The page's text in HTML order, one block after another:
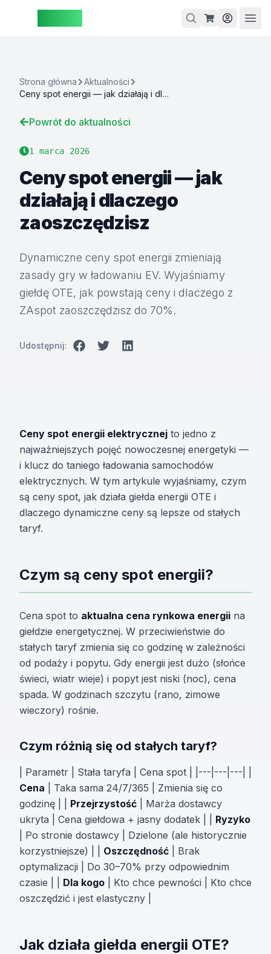
Koszyk
pusty
nasze
Strona główna
Aktualności
Ceny spot energii — jak działają i dlaczego zaoszczędzisz
Powrót do aktualności
1 marca 2026
Ceny spot energii — jak
działają i dlaczego
zaoszczędzisz
Dynamiczne ceny spot energii zmieniają
zasady gry w ładowaniu EV. Wyjaśniamy
giełdę OTE, jak powstają ceny i dlaczego z
ZAspot zaoszczędzisz do 70%.
Udostępnij:
Ceny spot energii elektrycznej to jedno z
najważniejszych pojęć nowoczesnej energetyki —
i klucz do taniego ładowania samochodów
elektrycznych. W tym artykule wyjaśniamy, czym
są ceny spot, jak działa giełda energii OTE i
dlaczego dynamiczne ceny są lepsze od stałych
taryf.
Czym są ceny spot energii?
Cena spot to aktualna cena rynkowa energii na
giełdzie energetycznej. W przeciwieństwie do
stałych taryf zmienia się co godzinę w zależności
od podaży i popytu. Gdy energii jest dużo (słońce
świeci, wiatr wieje) i popyt jest niski (noc), cena
spada. W godzinach szczytu (rano, zimowe
wieczory) rośnie.
Czym różnią się od stałych taryf?
| Parametr | Stała taryfa | Cena spot | |---|---|---| |
Cena | Taka sama 24/7/365 | Zmienia się co
godzinę | | Przejrzystość | Marża dostawcy
ukryta | Cena giełdowa + jasny dodatek | | Ryzyko
| Po stronie dostawcy | Dzielone (ale historycznie
korzystniejsze) | | Oszczędność | Brak
optymalizacji | Do 30–70% przy odpowiednim
czasie | | Dla kogo | Kto chce pewności | Kto chce
oszczędzić i jest elastyczny |
Jak działa giełda energii OTE?